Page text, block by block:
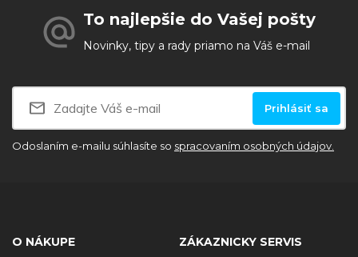
To najlepšie do Vašej pošty
Novinky, tipy a rady priamo na Váš e-mail
Prihlásiť sa
Odoslaním e-mailu súhlasíte so spracovaním osobných údajov.
O NÁKUPE
ZÁKAZNICKY SERVIS